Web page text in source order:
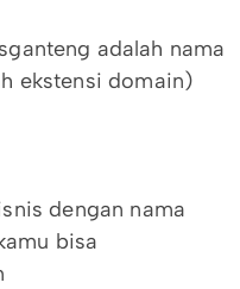
adalah nama
ekstensi domain)
dengan nama
bisa